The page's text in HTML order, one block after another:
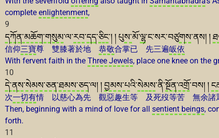
complete enlightenment,
9
དཀོན་མཆོག་གསུམ་ལ་རབ་དད་ཅིང་། ། པུས་མོ་ལྷ་ང་སར་བཙུགས་ནས། །
信仰三寶尊 雙膝著於地 恭敬合掌已 先三遍皈依
With fervent faith in the Three Jewels, place one knee on the
10
དེ་ནས་སེམས་ཅན་ཐམས་ཅད་ལ། །བྱམས་པའི་སེམས་ནི་སྔོན་འགྲོ་བས། །
次一切有情 以慈心為先 觀惡趣生等 及死歿等苦 無余諸
Then, beginning with a mind of love for all sentient beings,
forth.
11